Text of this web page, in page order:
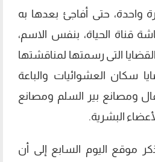
واحدة، حتى أفاجئ بعدها به
قناة الحياة، بنفس الاسم،
التى رسمتها لمناقشتها
سكان العشوائيات والباعة
ومصانع بير السلم ومصانع
البشرية.
موقع اليوم السابع إلى أن